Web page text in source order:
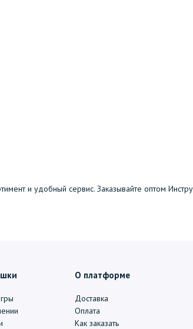
и удобный сервис. Заказывайте оптом
О платформе
Доставка
Оплата
Как заказать